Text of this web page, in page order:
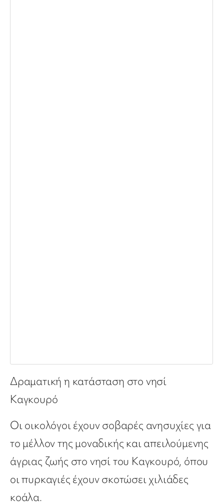
Δραματική η κατάσταση στο νησί
Καγκουρό
Οι οικολόγοι έχουν σοβαρές ανησυχίες για
το μέλλον της μοναδικής και απειλούμενης
άγριας ζωής στο νησί του Καγκουρό, όπου
οι πυρκαγιές έχουν σκοτώσει χιλιάδες
κοάλα.